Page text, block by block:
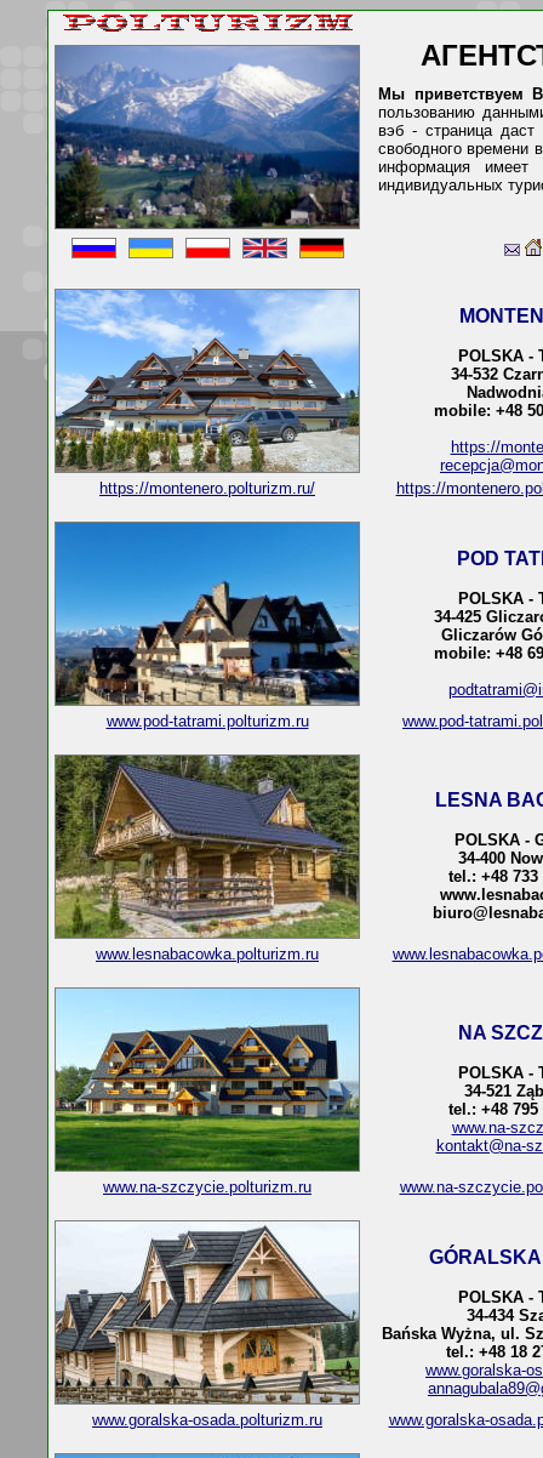
Мы приветствуем
пользованию
вэб - страница
свободного времени
информация имеет
индивидуальных
POLSKA -
34-532
mobile: +48
https://
https://montenero.polturizm.ru/
https://
POD
POLSKA -
34-425
Gliczarów
mobile: +48
www.pod-tatrami.polturizm.ru
www.pod-
LESNA
POLSKA -
34-400
tel.: +48 733
www.lesnabacowka.polturizm.ru
NA
POLSKA -
34-521
tel.: +48 795
www.na-
kontakt@na-
www.na-szczycie.polturizm.ru www.na-
POLSKA -
34-434
Bańska Wyżna, ul.
tel.: +48 18
www.goralska-
www.goralska-osada.polturizm.ru
www.goralska-